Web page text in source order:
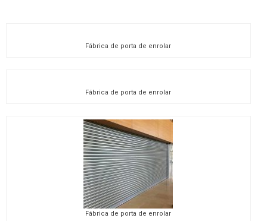
Fábrica de porta de enrolar
Fábrica de porta de enrolar
Fábrica de porta de enrolar